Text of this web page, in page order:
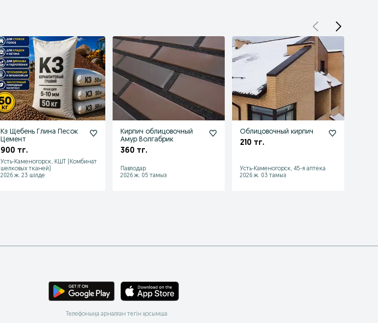
Кз Щебень Глина Песок
Цемент
900 тг.
Усть-Каменогорск, КШТ (Комбинат
шелковых тканей)
2026 ж. 23 шілде
Кирпич облицовочный
Амур Волгабрик
360 тг.
Павлодар
2026 ж. 05 тамыз
Облицовочный кирпич
210 тг.
Усть-Каменогорск, 45-я аптека
2026 ж. 03 тамыз
Телефоныңа арналған тегін қосымша